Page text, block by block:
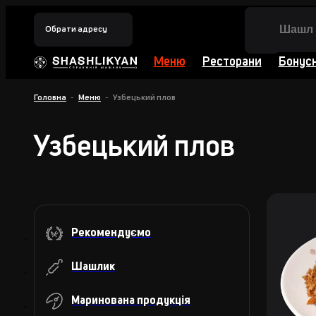
Обрати адресу
Меню Ресторани
Головна Меню Узбецький плов
Узбецький плов
Рекомендуємо
Шашлик
Баранина
Маринована продукція